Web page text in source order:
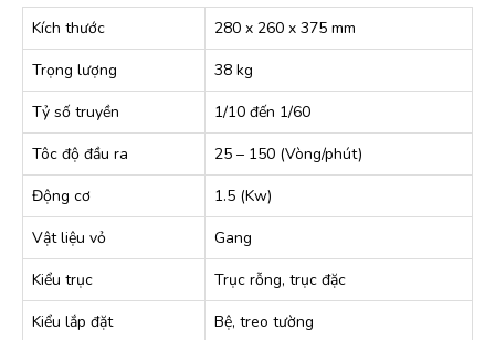
Kích thước
280 x 260 x 375 mm
Trọng lượng
38 kg
Tỷ số truyền
1/10 đến 1/60
Tôc độ đầu ra
25 – 150 (Vòng/phút)
Động cơ
1.5 (Kw)
Vật liệu vỏ
Gang
Kiểu trục
Trục rỗng, trục đặc
Kiểu lắp đặt
Bệ, treo tường